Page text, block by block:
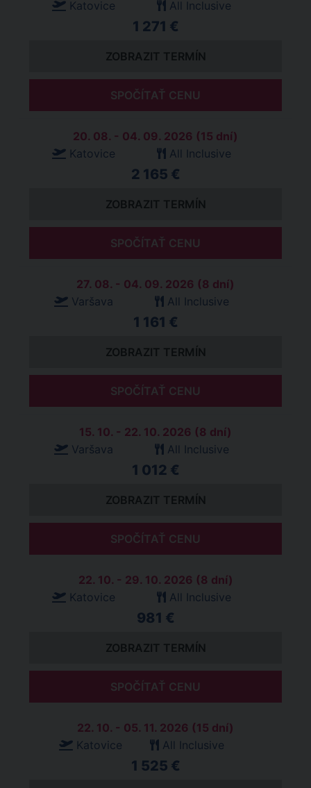
Katovice
All Inclusive
1 271 €
ZOBRAZIT TERMÍN
SPOČÍTAŤ CENU
20. 08. - 04. 09. 2026 (15 dní)
Katovice
All Inclusive
2 165 €
ZOBRAZIT TERMÍN
SPOČÍTAŤ CENU
27. 08. - 04. 09. 2026 (8 dní)
Varšava
All Inclusive
1 161 €
ZOBRAZIT TERMÍN
SPOČÍTAŤ CENU
15. 10. - 22. 10. 2026 (8 dní)
Varšava
All Inclusive
1 012 €
ZOBRAZIT TERMÍN
SPOČÍTAŤ CENU
22. 10. - 29. 10. 2026 (8 dní)
Katovice
All Inclusive
981 €
ZOBRAZIT TERMÍN
SPOČÍTAŤ CENU
22. 10. - 05. 11. 2026 (15 dní)
Katovice
All Inclusive
1 525 €